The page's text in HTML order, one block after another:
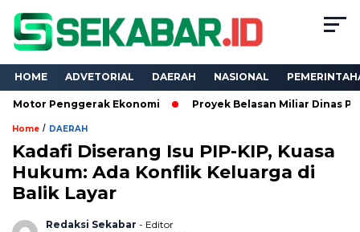
HOME ADVETORIAL DAERAH NASIONAL
Ekonomi Proyek Belasan Miliar Dinas PKPCK
Home / DAERAH
Kadafi Diserang Isu PIP-KIP, Kuasa
Hukum: Ada Konflik Keluarga di
Balik Layar
Redaksi Sekabar - Editor